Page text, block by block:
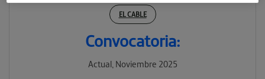
EL CABLE
Convocatoria:
Actual, Noviembre 2025